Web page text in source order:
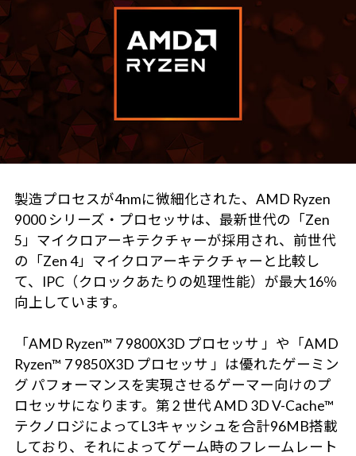
製造プロセスが4nmに微細化された、AMD Ryzen
9000 シリーズ・プロセッサは、最新世代の「Zen
5」マイクロアーキテクチャーが採用され、前世代
の「Zen 4」マイクロアーキテクチャーと比較し
て、IPC（クロックあたりの処理性能）が最大16％
向上しています。
「AMD Ryzen™ 7 9800X3D プロセッサ 」や「AMD
Ryzen™ 7 9850X3D プロセッサ 」は優れたゲーミン
グ パフォーマンスを実現させるゲーマー向けのプ
ロセッサになります。第 2 世代 AMD 3D V-Cache™
テクノロジによってL3キャッシュを合計96MB搭載
しており、それによってゲーム時のフレームレート